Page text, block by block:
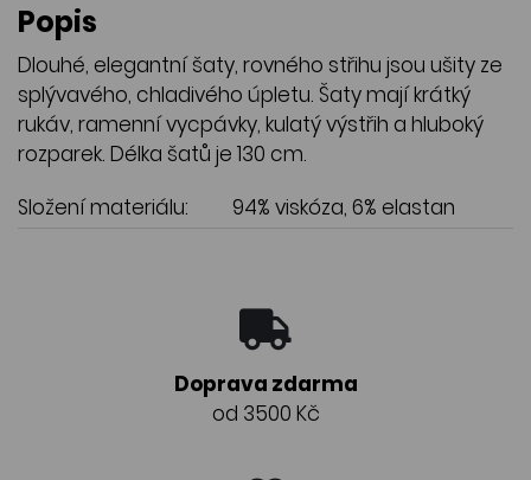
Popis
Dlouhé, elegantní šaty, rovného střihu jsou ušity ze
splývavého, chladivého úpletu. Šaty mají krátký
rukáv, ramenní vycpávky, kulatý výstřih a hluboký
rozparek. Délka šatů je 130 cm.
Složení materiálu:
94% viskóza, 6% elastan
Doprava zdarma
od 3500 Kč